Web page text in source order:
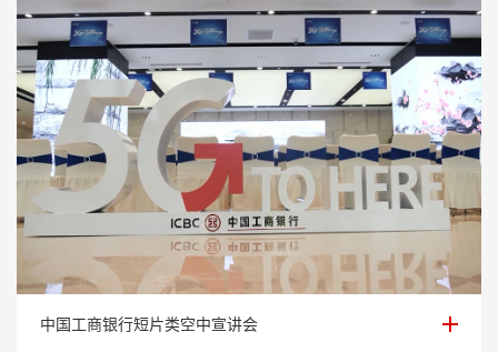
中国工商银行短片类空中宣讲会
中国工商银行短片类空中宣讲会